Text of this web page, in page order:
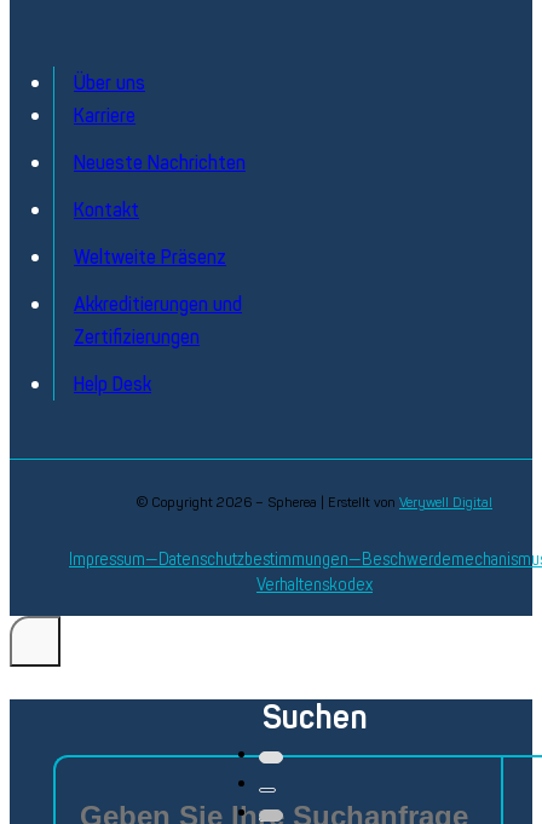
Über uns
Karriere
Neueste Nachrichten
Kontakt
Weltweite Präsenz
Akkreditierungen und
Zertifizierungen
Help Desk
© Copyright 2026 – Spherea | Erstellt von Verywell Digital
Impressum Datenschutzbestimmungen
Verhaltenskodex
Suchen